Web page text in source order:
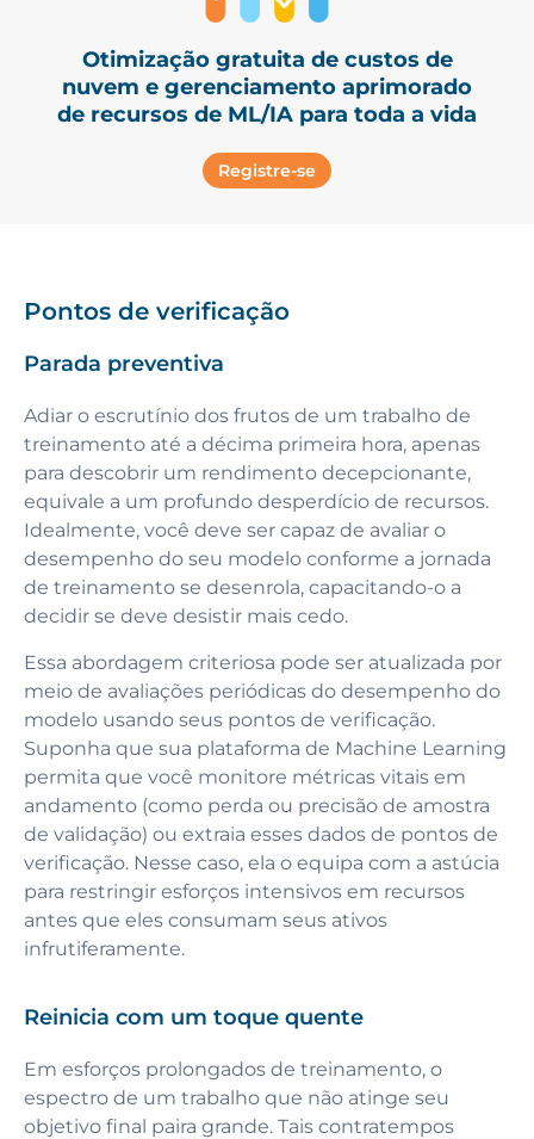
Otimização gratuita de custos de
nuvem e gerenciamento aprimorado
de recursos de ML/IA para toda a vida
Registre-se
Pontos de verificação
Parada preventiva
Adiar o escrutínio dos frutos de um trabalho de
treinamento até a décima primeira hora, apenas
para descobrir um rendimento decepcionante,
equivale a um profundo desperdício de recursos.
Idealmente, você deve ser capaz de avaliar o
desempenho do seu modelo conforme a jornada
de treinamento se desenrola, capacitando-o a
decidir se deve desistir mais cedo.
Essa abordagem criteriosa pode ser atualizada por
meio de avaliações periódicas do desempenho do
modelo usando seus pontos de verificação.
Suponha que sua plataforma de Machine Learning
permita que você monitore métricas vitais em
andamento (como perda ou precisão de amostra
de validação) ou extraia esses dados de pontos de
verificação. Nesse caso, ela o equipa com a astúcia
para restringir esforços intensivos em recursos
antes que eles consumam seus ativos
infrutiferamente.
Reinicia com um toque quente
Em esforços prolongados de treinamento, o
espectro de um trabalho que não atinge seu
objetivo final paira grande. Tais contratempos